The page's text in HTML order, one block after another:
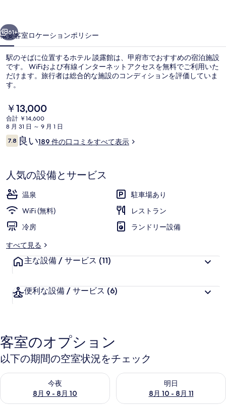
写
真
ギ
ャ
リ
ー
61+
概要客室ロケーションポリシー
駅のそばに位置するホテル 談露館は、甲府市でおすすめの宿泊施設
です。 WiFiおよび有線インターネットアクセスを無料でご利用いた
だけます。旅行者は総合的な施設のコンディションを評価していま
す。
現
在
の
料
金
で
す
￥13,000
合計 ￥14,600
8 月 31 日 ～ 9 月 1 日
口
コ
7.810段階中7.8
良い189 件の口コミをすべて表示
人気の設備とサービス
温泉
駐車場あり
WiFi (無料)
レストラン
冷房
ランドリー設備
すべて見る
主な設備 / サービス (11)
便利な設備 / サービス (6)
客室のオプション
以下の期間の空室状況をチェック
今夜
8月 9 - 8月 10
今夜 8月 9 - 8月 10 の空室状況をチェック
明日
8月 10 - 8月 11
明日 8月 10 - 8月 11 の空室状